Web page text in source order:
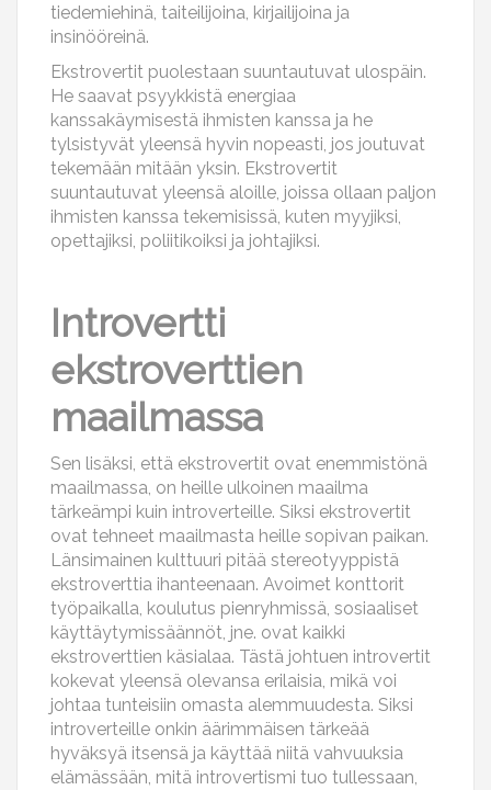
tiedemiehinä, taiteilijoina, kirjailijoina ja
insinööreinä.
Ekstrovertit puolestaan suuntautuvat ulospäin.
He saavat psyykkistä energiaa
kanssakäymisestä ihmisten kanssa ja he
tylsistyvät yleensä hyvin nopeasti, jos joutuvat
tekemään mitään yksin. Ekstrovertit
suuntautuvat yleensä aloille, joissa ollaan paljon
ihmisten kanssa tekemisissä, kuten myyjiksi,
opettajiksi, poliitikoiksi ja johtajiksi.
Introvertti
ekstroverttien
maailmassa
Sen lisäksi, että ekstrovertit ovat enemmistönä
maailmassa, on heille ulkoinen maailma
tärkeämpi kuin introverteille. Siksi ekstrovertit
ovat tehneet maailmasta heille sopivan paikan.
Länsimainen kulttuuri pitää stereotyyppistä
ekstroverttia ihanteenaan. Avoimet konttorit
työpaikalla, koulutus pienryhmissä, sosiaaliset
käyttäytymissäännöt, jne. ovat kaikki
ekstroverttien käsialaa. Tästä johtuen introvertit
kokevat yleensä olevansa erilaisia, mikä voi
johtaa tunteisiin omasta alemmuudesta. Siksi
introverteille onkin äärimmäisen tärkeää
hyväksyä itsensä ja käyttää niitä vahvuuksia
elämässään, mitä introvertismi tuo tullessaan,